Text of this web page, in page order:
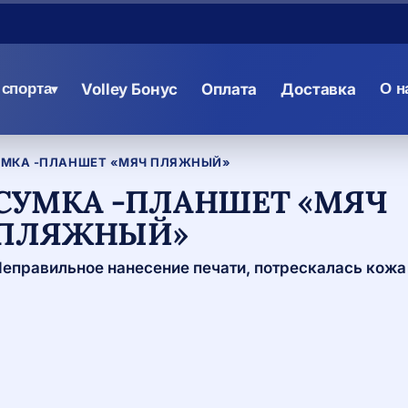
▾ Volley Бонус Оплата Доставка О
-ПЛАНШЕТ «МЯЧ ПЛЯЖНЫЙ»
-ПЛАНШЕТ «МЯЧ
нанесение печати, потрескалась кожа